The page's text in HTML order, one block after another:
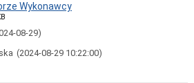
Wykonawcy
08-29)
(2024-08-29 10:22:00)